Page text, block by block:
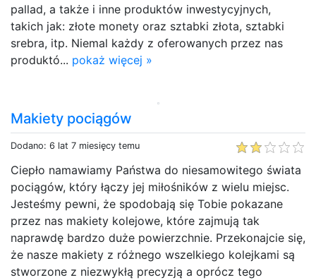
pallad, a także i inne produktów inwestycyjnych,
takich jak: złote monety oraz sztabki złota, sztabki
srebra, itp. Niemal każdy z oferowanych przez nas
produktó... pokaż więcej »
Makiety pociągów
Dodano: 6 lat 7 miesięcy temu
Ciepło namawiamy Państwa do niesamowitego świata
pociągów, który łączy jej miłośników z wielu miejsc.
Jesteśmy pewni, że spodobają się Tobie pokazane
przez nas makiety kolejowe, które zajmują tak
naprawdę bardzo duże powierzchnie. Przekonajcie się,
że nasze makiety z różnego wszelkiego kolejkami są
stworzone z niezwykłą precyzją a oprócz tego